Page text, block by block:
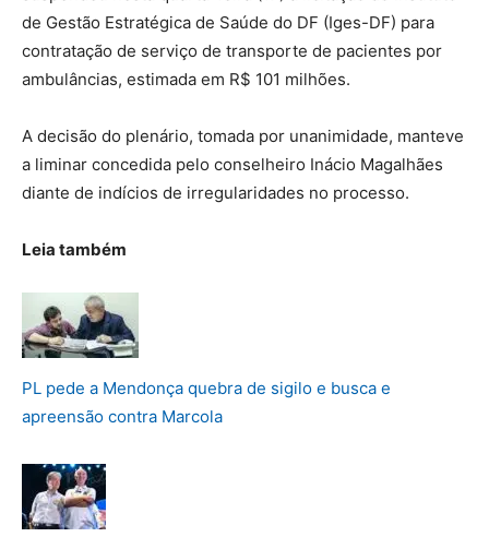
de Gestão Estratégica de Saúde do DF (Iges-DF) para
contratação de serviço de transporte de pacientes por
ambulâncias, estimada em R$ 101 milhões.
A decisão do plenário, tomada por unanimidade, manteve
a liminar concedida pelo conselheiro Inácio Magalhães
diante de indícios de irregularidades no processo.
Leia também
PL pede a Mendonça quebra de sigilo e busca e
apreensão contra Marcola